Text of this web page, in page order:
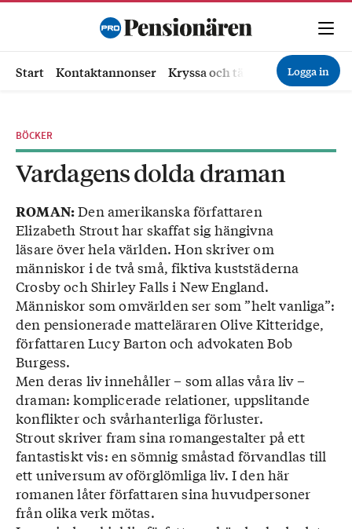
Start Kontaktannonser Kryssa och tävla Ekonomi
Logga in
BÖCKER
Vardagens dolda draman
ROMAN:Den amerikanska författaren
Elizabeth Strout har skaffat sig hängivna
läsare över hela världen. Hon skriver om
människor i de två små, fiktiva kuststäderna
Crosby och Shirley Falls i New England.
Människor som omvärlden ser som ”helt vanliga”:
den pensionerade matteläraren Olive Kitteridge,
författaren Lucy Barton och advokaten Bob
Burgess.
Men deras liv innehåller – som allas våra liv –
draman: komplicerade relationer, uppslitande
konflikter och svårhanterliga förluster.
Strout skriver fram sina romangestalter på ett
fantastiskt vis: en sömnig småstad förvandlas till
ett universum av oförglömliga liv. I den här
romanen låter författaren sina huvudpersoner
från olika verk mötas.